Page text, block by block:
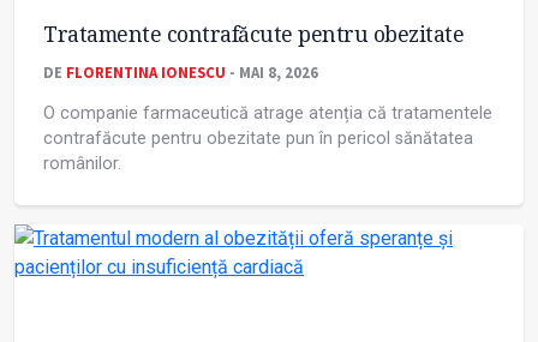
Tratamente contrafăcute pentru obezitate
DE FLORENTINA IONESCU - MAI 8, 2026
O companie farmaceutică atrage atenția că tratamentele
contrafăcute pentru obezitate pun în pericol sănătatea
românilor.